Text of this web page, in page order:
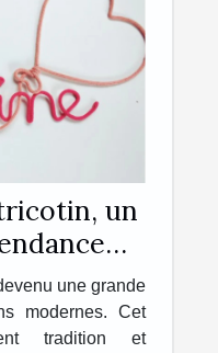
un
et
!
une grande
modernes. Cet
tradition et